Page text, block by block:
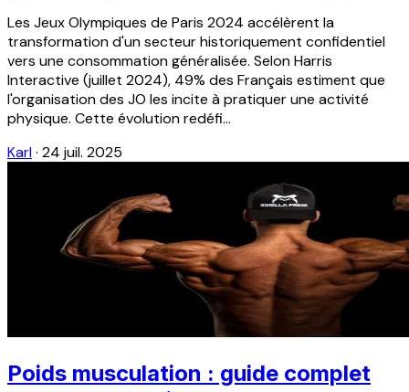
Les Jeux Olympiques de Paris 2024 accélèrent la
transformation d'un secteur historiquement confidentiel
vers une consommation généralisée. Selon Harris
Interactive (juillet 2024), 49% des Français estiment que
l'organisation des JO les incite à pratiquer une activité
physique. Cette évolution redéfi...
Karl· 24 juil. 2025
Poids musculation : guide complet